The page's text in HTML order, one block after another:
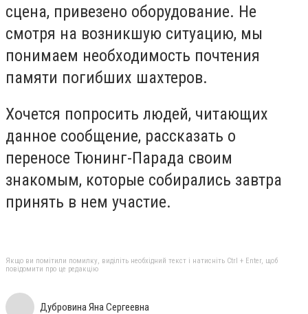
сцена, привезено оборудование. Не
смотря на возникшую ситуацию, мы
понимаем необходимость почтения
памяти погибших шахтеров.
Хочется попросить людей, читающих
данное сообщение, рассказать о
переносе Тюнинг-Парада своим
знакомым, которые собирались завтра
принять в нем участие.
Якщо ви помітили помилку, виділіть необхідний текст і натисніть Ctrl + Enter, щоб
повідомити про це редакцію
Дубровина Яна Сергеевна